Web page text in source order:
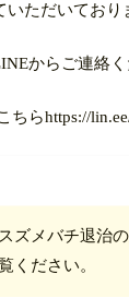
ただいており
からご連絡く
らhttps://
ズメバチ退治
ください。